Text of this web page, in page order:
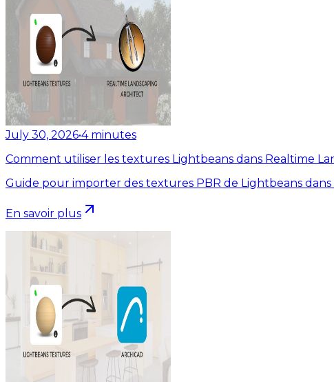
July 30, 2026•4 minutes
Comment utiliser les textures Lightbeans dans Realtime
Guide pour importer des textures PBR de Lightbeans
En savoir plus